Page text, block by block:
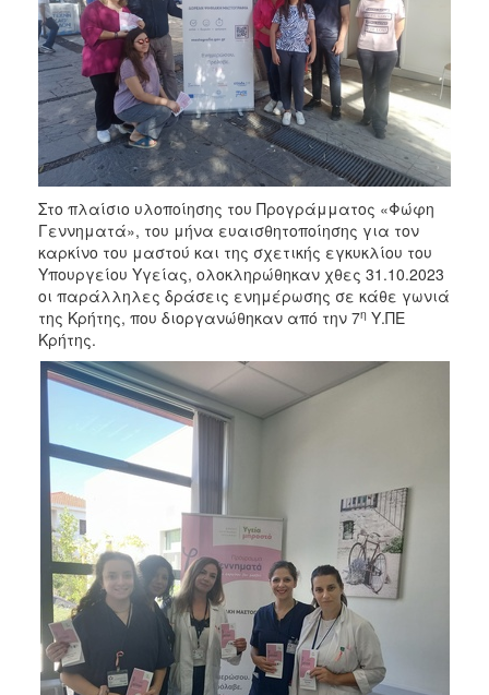
ΔΗΜΟΣ
ΠΟΛΙΤΙΣΜΟΣ
ΑΝΘΕΚΤΙΚΗ
ΠΟΛΗ
Στο πλαίσιο υλοποίησης του Προγράμματος «Φώφη
Γεννηματά», του μήνα ευαισθητοποίησης για τον
καρκίνο του μαστού και της σχετικής εγκυκλίου του
Υπουργείου Υγείας, ολοκληρώθηκαν χθες 31.10.2023
οι παράλληλες δράσεις ενημέρωσης σε κάθε γωνιά
της Κρήτης, που διοργανώθηκαν από την 7η Υ.ΠΕ
Κρήτης.